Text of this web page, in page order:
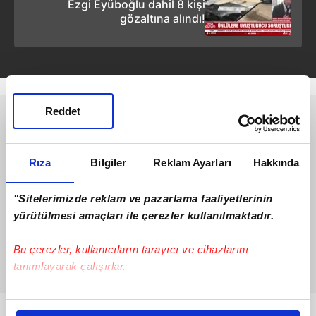
Rıza Bilgiler Reklam Ayarları Hakkında
"Sitelerimizde reklam ve pazarlama faaliyetlerinin
yürütülmesi amaçları ile çerezler kullanılmaktadır.
Bu çerezler, kullanıcıların tarayıcı ve cihazlarını
tanımlayarak çalışırlar.
Bu çerezlere izin vermeniz halinde sizlere özel
Reddet
Ezgi Eyüboğlu dahil 8 kişi
gözaltına alındı!